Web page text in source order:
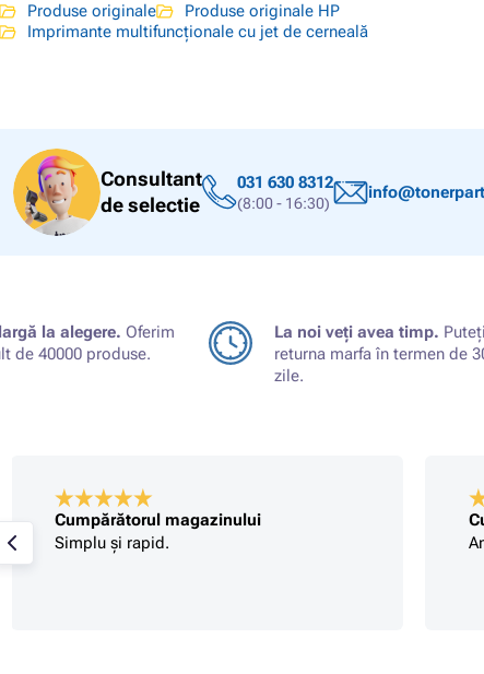
Produse originale
Produse originale HP
Imprimante multifuncționale cu jet de cerneală
Consultant
de selectie
031 630 8312
(8:00 - 16:30)
la alegere. Oferim
de 40000 produse.
La noi veți avea timp. Puteți
returna marfa în termen de
zile.
Cumpărătorul magazinului
Simplu și rapid.